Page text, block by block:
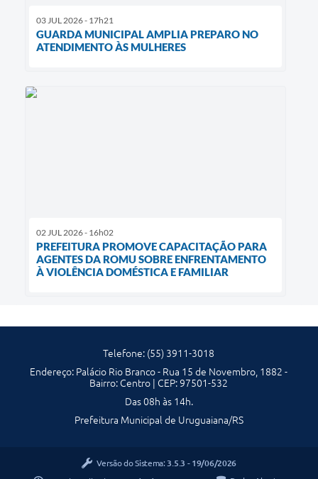
03 JUL 2026 - 17h21
GUARDA MUNICIPAL AMPLIA PREPARO NO
ATENDIMENTO ÀS MULHERES
02 JUL 2026 - 16h02
PREFEITURA PROMOVE CAPACITAÇÃO PARA
AGENTES DA ROMU SOBRE ENFRENTAMENTO
À VIOLÊNCIA DOMÉSTICA E FAMILIAR
Telefone: (55) 3911-3018
Endereço: Palácio Rio Branco - Rua 15 de Novembro, 1882 -
Bairro: Centro | CEP: 97501-532
Das 08h às 14h.
Prefeitura Municipal de Uruguaiana/RS
Versão do Sistema: 3.5.3 - 19/06/2026